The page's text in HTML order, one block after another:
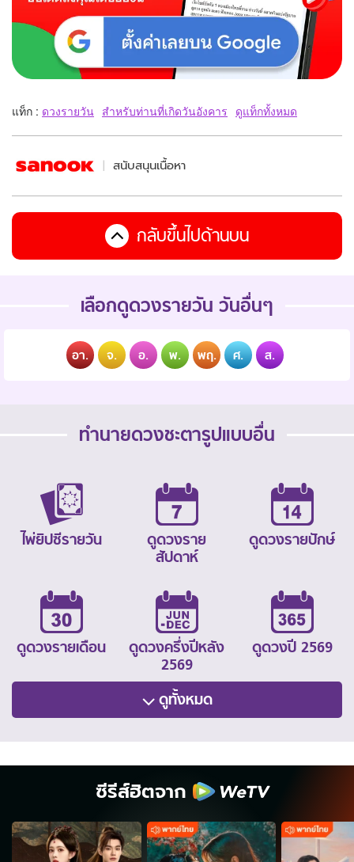
แท็ก : ดวงรายวัน สำหรับท่านที่เกิดวันอังคาร ดูแท็กทั้งหมด
สนับสนุนเนื้อหา
กลับขึ้นไปด้านบน
เลือกดูดวงรายวัน วันอื่นๆ
อา. จ. อ. พ. พฤ. ศ. ส.
ทำนายดวงชะตารูปแบบอื่น
ไพ่ยิปซีรายวัน
ดูดวงราย
สัปดาห์
ดูดวงรายปักษ์
ดูดวงรายเดือน
ดูดวงครึ่งปีหลัง
2569
ดูดวงปี 2569
ดูทั้งหมด
ซีรีส์ฮิตจาก